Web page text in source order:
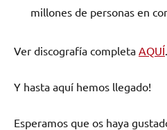
millones de personas en
Ver discografía completa AQUÍ
Y hasta aquí hemos llegado!
Esperamos que os haya